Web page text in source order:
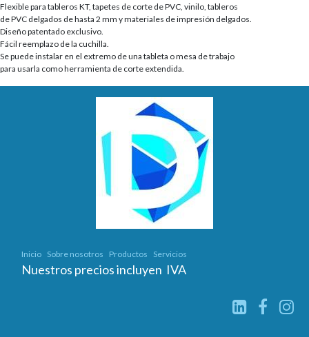
Flexible para tableros KT, tapetes de corte de PVC, vinilo, tableros
de PVC delgados de hasta 2 mm y materiales de impresión delgados.
Diseño patentado exclusivo.
Fácil reemplazo de la cuchilla.
Se puede instalar en el extremo de una tableta o mesa de trabajo
para usarla como herramienta de corte extendida.
Inicio Sobre nosotros Productos Servicios
Nuestros precios incluyen IVA